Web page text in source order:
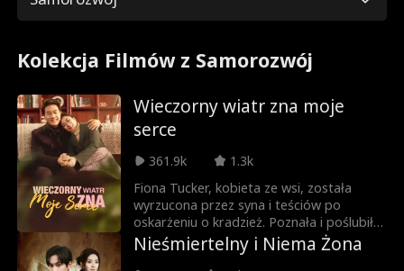
Kolekcja Filmów z Samorozwój
Wieczorny wiatr zna moje
serce
361.9k
1.3k
Fiona Tucker, kobieta ze wsi, została
wyrzucona przez syna i teściów po
oskarżeniu o kradzież. Poznała i poślubiła
Joela Griffina. Teściowa Fiona, Sarah,
okłamywała Henry'ego, syna Fiony,
Nieśmiertelny i Niema Żona